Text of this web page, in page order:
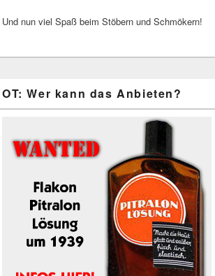
Und nun viel Spaß beim Stöbern und Schmökern!
OT: Wer kann das Anbieten?